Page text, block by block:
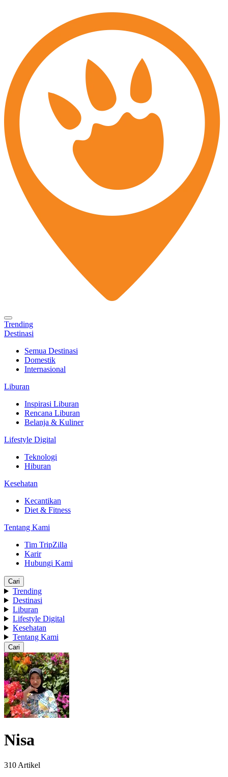
Trending
Destinasi
Semua Destinasi
Domestik
Internasional
Liburan
Inspirasi Liburan
Rencana Liburan
Belanja & Kuliner
Lifestyle Digital
Teknologi
Hiburan
Kesehatan
Kecantikan
Diet & Fitness
Tentang Kami
Tim TripZilla
Karir
Hubungi Kami
Cari
Trending
Destinasi
Liburan
Lifestyle Digital
Kesehatan
Tentang Kami
Cari
Nisa
310 Artikel